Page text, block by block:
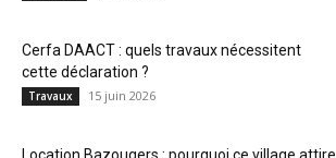
Cerfa DAACT : quels travaux nécessitent
cette déclaration ?
Travaux 15 juin 2026